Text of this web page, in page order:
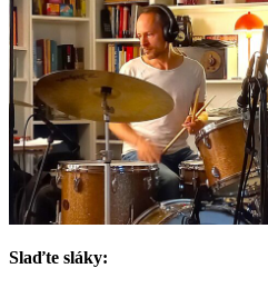
Slaďte sláky: